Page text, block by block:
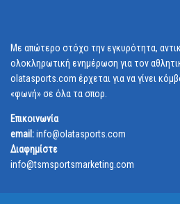
Με απώτερο στόχο την εγκυρότητα,
ολοκληρωτική ενημέρωση για τον
olatasports.com έρχεται για να γίνει
«φωνή» σε όλα τα σπορ.
Επικοινωνία
email:info@olatasports.com
Διαφημίστε
info@tsmsportsmarketing.com